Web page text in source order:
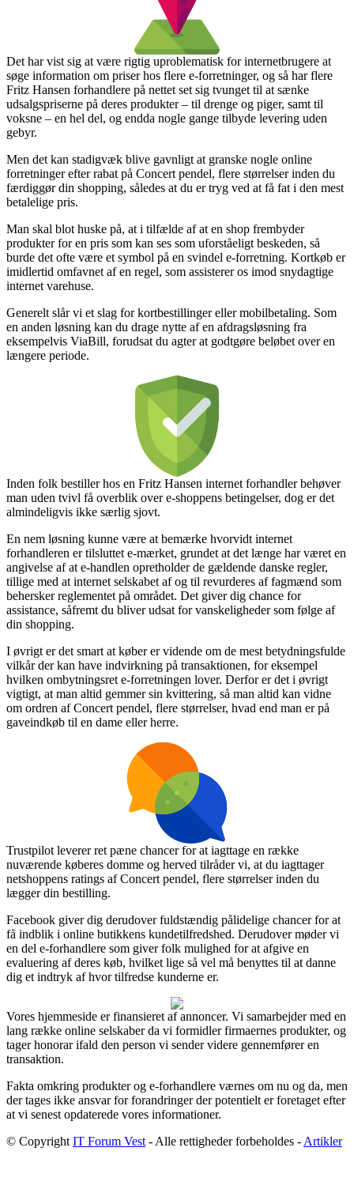
Det har vist sig at være rigtig uproblematisk for internetbrugere at
søge information om priser hos flere e-forretninger, og så har flere
Fritz Hansen forhandlere på nettet set sig tvunget til at sænke
udsalgspriserne på deres produkter – til drenge og piger, samt til
voksne – en hel del, og endda nogle gange tilbyde levering uden
gebyr.
Men det kan stadigvæk blive gavnligt at granske nogle online
forretninger efter rabat på Concert pendel, flere størrelser inden du
færdiggør din shopping, således at du er tryg ved at få fat i den mest
betalelige pris.
Man skal blot huske på, at i tilfælde af at en shop frembyder
produkter for en pris som kan ses som uforståeligt beskeden, så
burde det ofte være et symbol på en svindel e-forretning. Kortkøb er
imidlertid omfavnet af en regel, som assisterer os imod snydagtige
internet varehuse.
Generelt slår vi et slag for kortbestillinger eller mobilbetaling. Som
en anden løsning kan du drage nytte af en afdragsløsning fra
eksempelvis ViaBill, forudsat du agter at godtgøre beløbet over en
længere periode.
Inden folk bestiller hos en Fritz Hansen internet forhandler behøver
man uden tvivl få overblik over e-shoppens betingelser, dog er det
almindeligvis ikke særlig sjovt.
En nem løsning kunne være at bemærke hvorvidt internet
forhandleren er tilsluttet e-mærket, grundet at det længe har været en
angivelse af at e-handlen opretholder de gældende danske regler,
tillige med at internet selskabet af og til revurderes af fagmænd som
behersker reglementet på området. Det giver dig chance for
assistance, såfremt du bliver udsat for vanskeligheder som følge af
din shopping.
I øvrigt er det smart at køber er vidende om de mest betydningsfulde
vilkår der kan have indvirkning på transaktionen, for eksempel
hvilken ombytningsret e-forretningen lover. Derfor er det i øvrigt
vigtigt, at man altid gemmer sin kvittering, så man altid kan vidne
om ordren af Concert pendel, flere størrelser, hvad end man er på
gaveindkøb til en dame eller herre.
Trustpilot leverer ret pæne chancer for at iagttage en række
nuværende køberes domme og herved tilråder vi, at du iagttager
netshoppens ratings af Concert pendel, flere størrelser inden du
lægger din bestilling.
Facebook giver dig derudover fuldstændig pålidelige chancer for at
få indblik i online butikkens kundetilfredshed. Derudover møder vi
en del e-forhandlere som giver folk mulighed for at afgive en
evaluering af deres køb, hvilket lige så vel må benyttes til at danne
dig et indtryk af hvor tilfredse kunderne er.
Vores hjemmeside er finansieret af annoncer. Vi samarbejder med en
lang række online selskaber da vi formidler firmaernes produkter, og
tager honorar ifald den person vi sender videre gennemfører en
transaktion.
Fakta omkring produkter og e-forhandlere værnes om nu og da, men
der tages ikke ansvar for forandringer der potentielt er foretaget efter
at vi senest opdaterede vores informationer.
© Copyright IT Forum Vest - Alle rettigheder forbeholdes - Artikler